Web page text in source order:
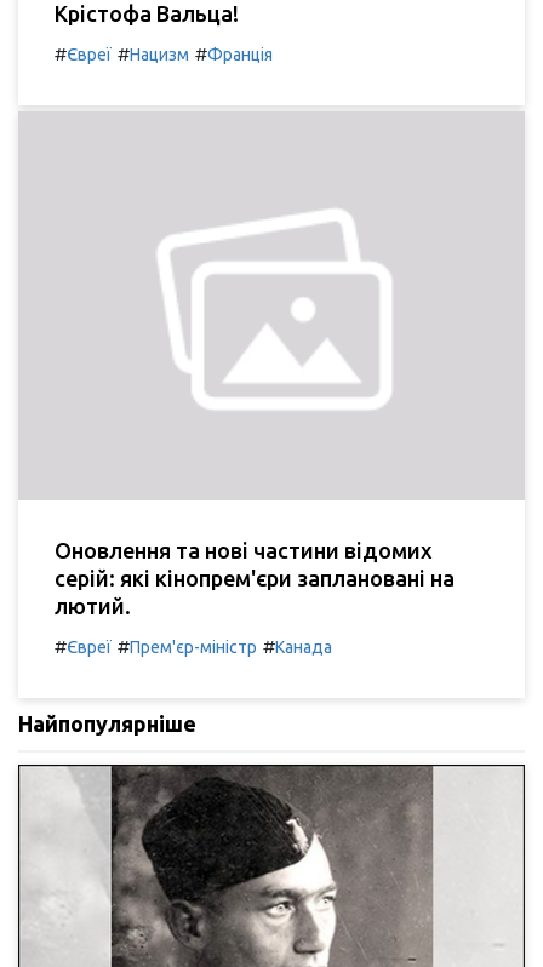
Крістофа Вальца!
#Євреї #Нацизм #Франція
Оновлення та нові частини відомих
серій: які кінопрем'єри заплановані на
лютий.
#Євреї #Прем'єр-міністр #Канада
Найпопулярніше